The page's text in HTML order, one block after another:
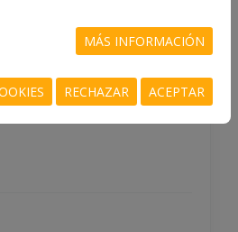
COU
84-930380-9-0
MÁS INFORMACIÓN
RECHAZAR ACEPTAR